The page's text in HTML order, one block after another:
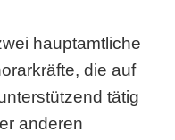
hauptamtliche
die auf
tätig
anderen